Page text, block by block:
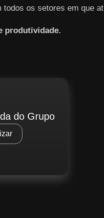
os setores em que
produtividade.
do Grupo